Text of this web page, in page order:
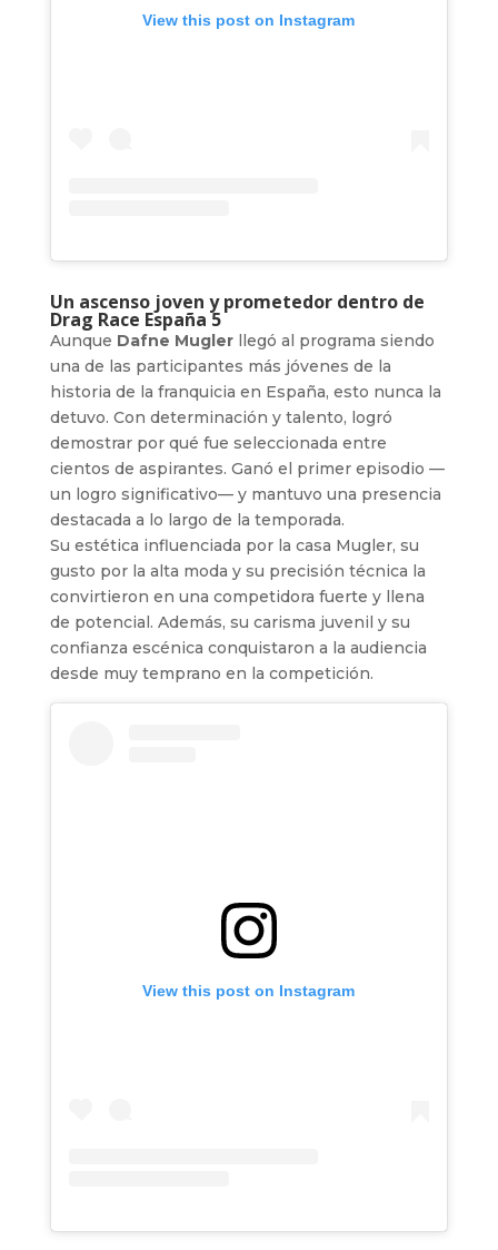
View this post on Instagram
Un ascenso joven y prometedor dentro de
Drag Race España 5
Aunque Dafne Muglerllegó al programa siendo
una de las participantes más jóvenes de la
historia de la franquicia en España, esto nunca la
detuvo. Con determinación y talento, logró
demostrar por qué fue seleccionada entre
cientos de aspirantes. Ganó el primer episodio —
un logro significativo— y mantuvo una presencia
destacada a lo largo de la temporada.
Su estética influenciada por la casa Mugler, su
gusto por la alta moda y su precisión técnica la
convirtieron en una competidora fuerte y llena
de potencial. Además, su carisma juvenil y su
confianza escénica conquistaron a la audiencia
desde muy temprano en la competición.
View this post on Instagram